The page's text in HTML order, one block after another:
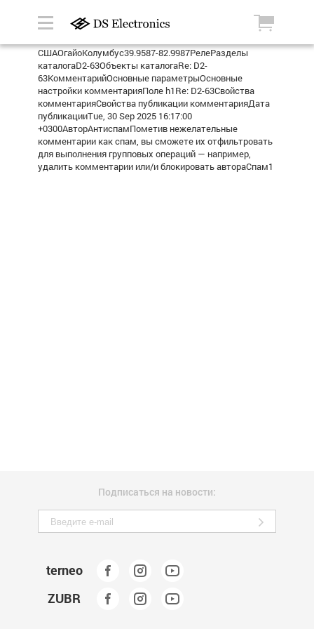
СШАОгайоКолумбус39.9587-82.9987РелеРазделы
каталогаD2-63Объекты каталогаRe: D2-
63КомментарийОсновные параметрыОсновные
настройки комментарияПоле h1Re: D2-63Свойства
комментарияСвойства публикации комментарияДата
публикацииTue, 30 Sep 2025 16:17:00
+0300АвторАнтиспамПометив нежелательные
комментарии как спам, вы сможете их отфильтровать
для выполнения групповых операций — например,
удалить комментарии или/и блокировать автораСпам1
Подписаться на новости:
terneo
ZUBR